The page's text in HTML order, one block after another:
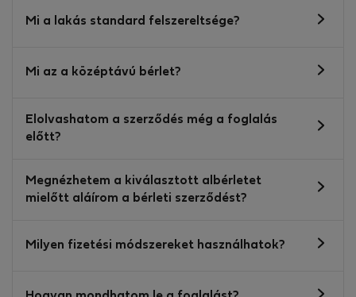
Mi a lakás standard felszereltsége?
Mi az a középtávú bérlet?
Elolvashatom a szerződés még a foglalás
előtt?
Megnézhetem a kiválasztott albérletet
mielőtt aláírom a bérleti szerződést?
Milyen fizetési módszereket használhatok?